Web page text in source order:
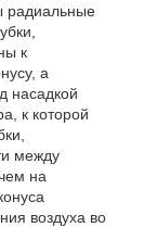
радиальные
к
а
насадкой
к которой
между
на
воздуха во